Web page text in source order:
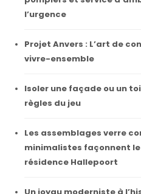
l’urgence
Projet Anvers : L’art de
vivre-ensemble
Isoler une façade ou un
règles du jeu
Les assemblages verre
minimalistes façonnent
résidence Hallepoort